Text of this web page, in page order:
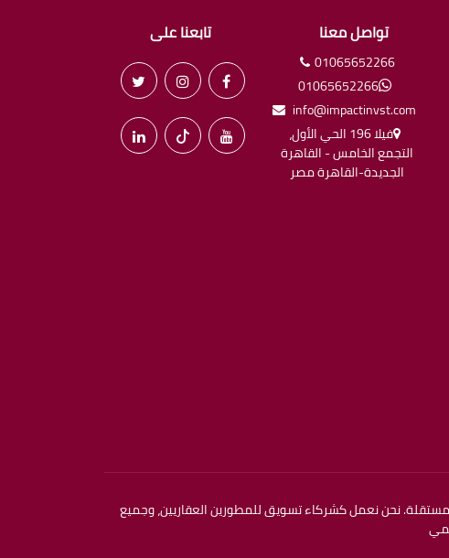
تواصل معنا
01065652266
01065652266
info@impactinvst.com
فيلا 196 الحي الأول،
التجمع الخامس - القاهرة
الجديدة-القاهرة مصر
تابعنا على
نحن نعمل كشركاء تسويق للمطورين العقاريين، وجميع